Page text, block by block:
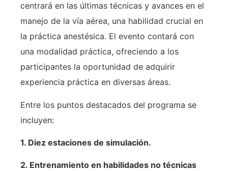
centrará en las últimas técnicas y avances en el
manejo de la vía aérea, una habilidad crucial en
la práctica anestésica. El evento contará con
una modalidad práctica, ofreciendo a los
participantes la oportunidad de adquirir
experiencia práctica en diversas áreas.
Entre los puntos destacados del programa se
incluyen:
1. Diez estaciones de simulación.
2. Entrenamiento en habilidades no técnicas